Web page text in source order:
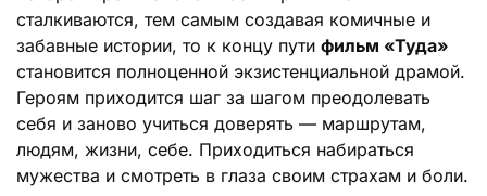
сталкиваются, тем самым создавая комичные и
забавные истории, то к концу пути фильм «Туда»
становится полноценной экзистенциальной драмой.
Героям приходится шаг за шагом преодолевать
себя и заново учиться доверять — маршрутам,
людям, жизни, себе. Приходиться набираться
мужества и смотреть в глаза своим страхам и боли.